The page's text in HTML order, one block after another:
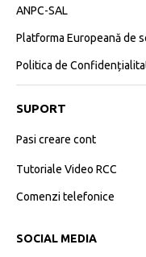
ANPC-SAL
Platforma Europeană de
Politica de
SUPORT
Pasi creare cont
Tutoriale Video RCC
Comenzi telefonice
SOCIAL MEDIA